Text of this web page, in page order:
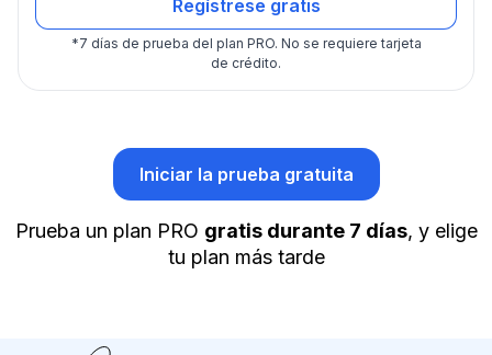
Regístrese gratis
*7 días de prueba del plan PRO. No se requiere tarjeta
de crédito.
Iniciar la prueba gratuita
Prueba un plan PRO gratis durante 7 días, y elige
tu plan más tarde